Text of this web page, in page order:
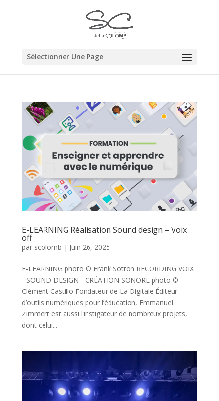
Sélectionner Une Page
E-LEARNING Réalisation Sound design – Voix
off
par scolomb | Juin 26, 2025
E-LEARNING photo © Frank Sotton RECORDING VOIX
- SOUND DESIGN - CRÉATION SONORE photo ©
Clément Castillo Fondateur de La Digitale Éditeur
d’outils numériques pour l’éducation, Emmanuel
Zimmert est aussi l’instigateur de nombreux projets,
dont celui...